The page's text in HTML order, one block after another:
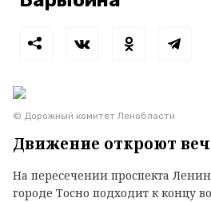
© Дорожный комитет Ленобласти
Движение откроют
На пересечении проспекта
городе Тосно подходит к концу